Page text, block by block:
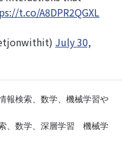
t.co/A8DPR2QGXL
July 30,
報検索、 数学、 機械学習や
、 数学、 深層学習 機械学